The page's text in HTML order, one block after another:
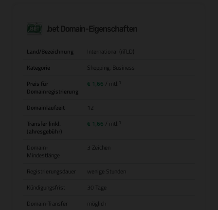
.bet Domain-Eigenschaften
Land/Bezeichnung
International (nTLD)
Kategorie
Shopping, Business
Preis für
Domainregistrierung
€ 1,66 / mtl.
Domainlaufzeit
12
Transfer (inkl.
Jahresgebühr)
€ 1,66 / mtl.
Domain-
Mindestlänge
3 Zeichen
Registrierungsdauer
wenige Stunden
Kündigungsfrist
30 Tage
Domain-Transfer
möglich